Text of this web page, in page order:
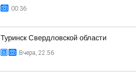
00:36
Туринск Свердловской области
Вчера, 22:56